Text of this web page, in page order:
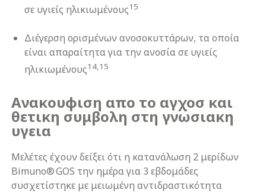
σε υγιείς ηλικιωμένους15
Διέγερση ορισμένων ανοσοκυττάρων, τα οποία
είναι απαραίτητα για την ανοσία σε υγιείς
ηλικιωμένους14,15
Ανακουφιση απο το αγχοσ και
θετικη συμβολη στη γνωσιακη
υγεια
Μελέτες έχουν δείξει ότι η κατανάλωση 2 μερίδων
Bimuno® GOS την ημέρα για 3 εβδομάδες
συσχετίστηκε με μειωμένη αντιδραστικότητα